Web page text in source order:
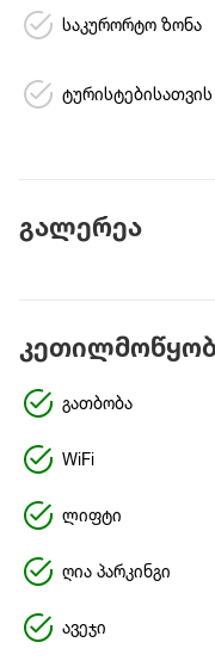
საკურორტო ზონა
ტურისტებისათვის
გალერეა
გათბობა
WiFi
ლიფტი
ღია პარკინგი
ავეჯი